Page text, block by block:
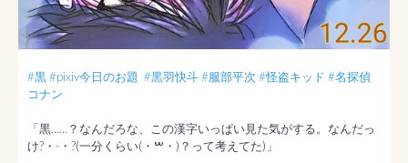
#黒#pixiv今日のお題 #黒羽快斗#服部平次 #怪盗キッド #名探偵
コナン
「黒……？なんだろな、この漢字いっぱい見た気がする。なんだっ
け?・-・?(一分くらい(・‎‎ࠔ・)？って考えてた)」